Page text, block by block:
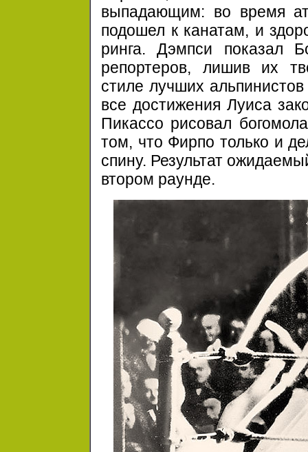
выпадающим: во время
подошел к канатам, и
ринга. Дэмпси показал
репортеров, лишив их
стиле лучших
все достижения Луиса
Пикассо рисовал
том, что Фирпо только и
спину. Результат
втором раунде.